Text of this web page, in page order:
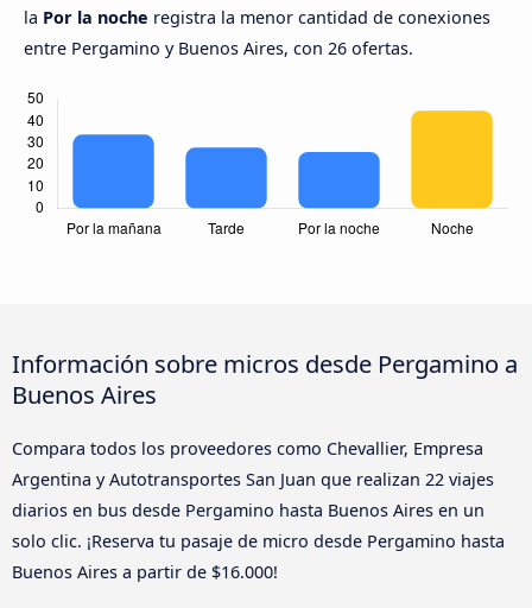
la Por la noche registra la menor cantidad de conexiones
entre Pergamino y Buenos Aires, con 26 ofertas.
Información sobre micros desde Pergamino a
Buenos Aires
Compara todos los proveedores como Chevallier, Empresa
Argentina y Autotransportes San Juan que realizan 22 viajes
diarios en bus desde Pergamino hasta Buenos Aires en un
solo clic. ¡Reserva tu pasaje de micro desde Pergamino hasta
Buenos Aires a partir de $16.000!